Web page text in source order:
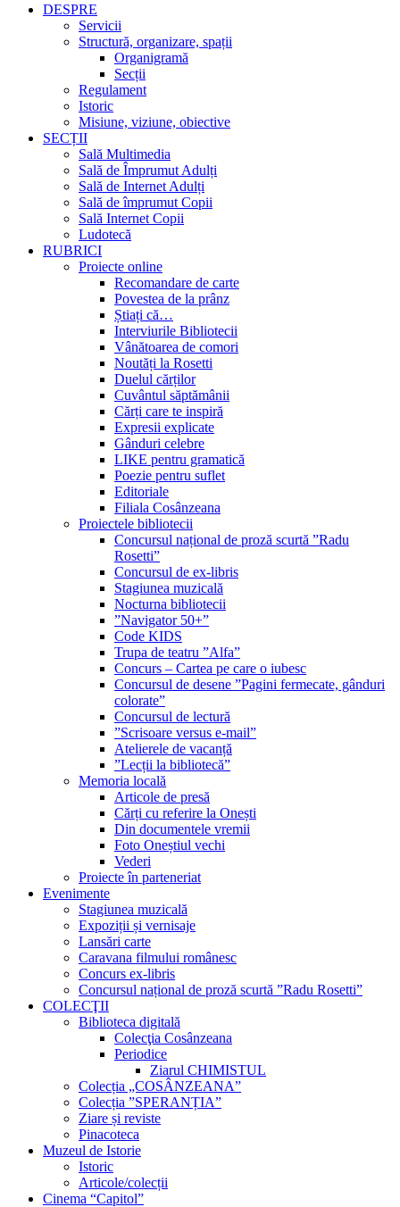
DESPRE
Servicii
Structură, organizare, spații
Organigramă
Secții
Regulament
Istoric
Misiune, viziune, obiective
SECȚII
Sală Multimedia
Sală de Împrumut Adulți
Sală de Internet Adulți
Sală de împrumut Copii
Sală Internet Copii
Ludotecă
RUBRICI
Proiecte online
Recomandare de carte
Povestea de la prânz
Știați că…
Interviurile Bibliotecii
Vânătoarea de comori
Noutăți la Rosetti
Duelul cărților
Cuvântul săptămânii
Cărți care te inspiră
Expresii explicate
Gânduri celebre
LIKE pentru gramatică
Poezie pentru suflet
Editoriale
Filiala Cosânzeana
Proiectele bibliotecii
Concursul național de proză scurtă ”Radu
Rosetti”
Concursul de ex-libris
Stagiunea muzicală
Nocturna bibliotecii
”Navigator 50+”
Code KIDS
Trupa de teatru ”Alfa”
Concurs – Cartea pe care o iubesc
Concursul de desene ”Pagini fermecate, gânduri
colorate”
Concursul de lectură
”Scrisoare versus e-mail”
Atelierele de vacanță
”Lecții la bibliotecă”
Memoria locală
Articole de presă
Cărți cu referire la Onești
Din documentele vremii
Foto Oneștiul vechi
Vederi
Proiecte în parteneriat
Evenimente
Stagiunea muzicală
Expoziții și vernisaje
Lansări carte
Caravana filmului românesc
Concurs ex-libris
Concursul național de proză scurtă ”Radu Rosetti”
COLECŢII
Biblioteca digitală
Colecţia Cosânzeana
Periodice
Ziarul CHIMISTUL
Colecția „COSÂNZEANA”
Colecția ”SPERANȚIA”
Ziare și reviste
Pinacoteca
Muzeul de Istorie
Istoric
Articole/colecții
Cinema “Capitol”